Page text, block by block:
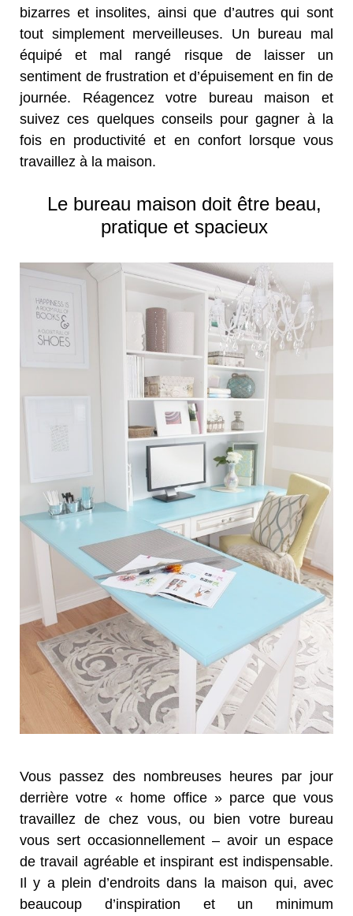
bizarres et insolites, ainsi que d’autres qui sont
tout simplement merveilleuses. Un bureau mal
équipé et mal rangé risque de laisser un
sentiment de frustration et d’épuisement en fin de
journée. Réagencez votre bureau maison et
suivez ces quelques conseils pour gagner à la
fois en productivité et en confort lorsque vous
travaillez à la maison.
Le bureau maison doit être beau,
pratique et spacieux
Vous passez des nombreuses heures par jour
derrière votre « home office » parce que vous
travaillez de chez vous, ou bien votre bureau
vous sert occasionnellement – avoir un espace
de travail agréable et inspirant est indispensable.
Il y a plein d’endroits dans la maison qui, avec
beaucoup d’inspiration et un minimum